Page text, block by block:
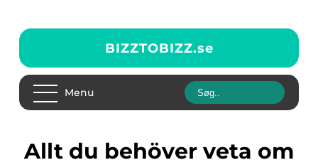
BIZZTOBIZZ.se
Menu
Allt du behöver veta om